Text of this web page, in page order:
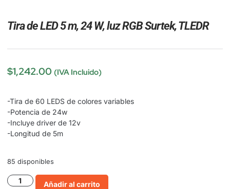
Tira de LED 5 m, 24 W, luz RGB Surtek, TLEDR
$1,242.00 (IVA Incluido)
-Tira de 60 LEDS de colores variables
-Potencia de 24w
-Incluye driver de 12v
-Longitud de 5m
85 disponibles
Añadir al carrito